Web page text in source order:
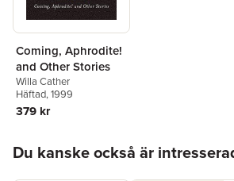
Coming, Aphrodite!
and Other Stories
Willa Cather
Häftad, 1999
379 kr
Du kanske också är